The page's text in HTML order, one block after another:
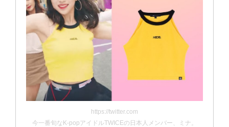
https://twitter.com
今一番旬なK-popアイドルTWICEの日本人メンバー、ミナ。